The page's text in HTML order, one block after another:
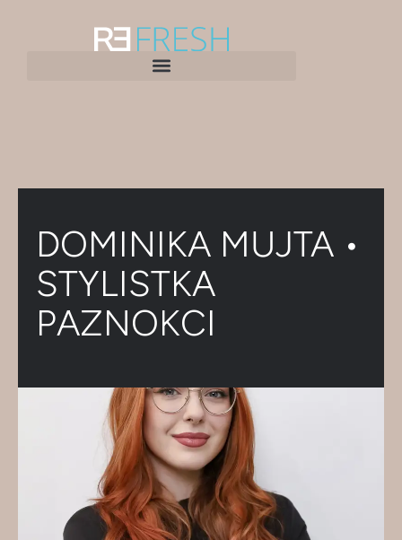
DOMINIKA MUJTA •
STYLISTKA
PAZNOKCI